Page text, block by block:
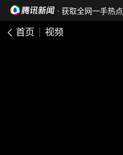
· 获取全网一手热点
首页 视频